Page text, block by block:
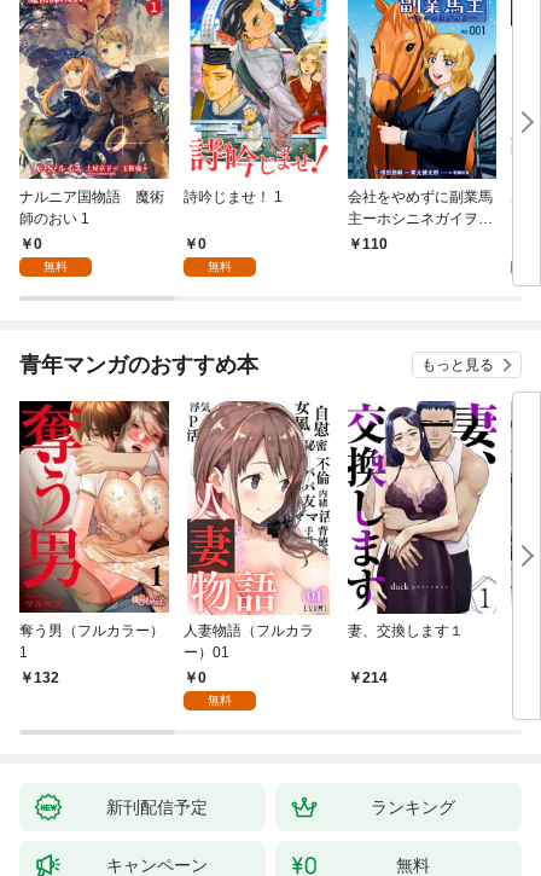
ナルニア国物語 魔術
師のおい 1
0
無料
詩吟じませ！ 1
0
無料
会社をやめずに副業馬
主ーホシニネガイヲ
ー 1
110
青年マンガのおすすめ本 もっと見る
奪う男（フルカラー）
1
132
人妻物語（フルカラ
ー）01
0
無料
妻、交換します１
214
な
新刊配信予定 ランキング
キャンペーン 無料